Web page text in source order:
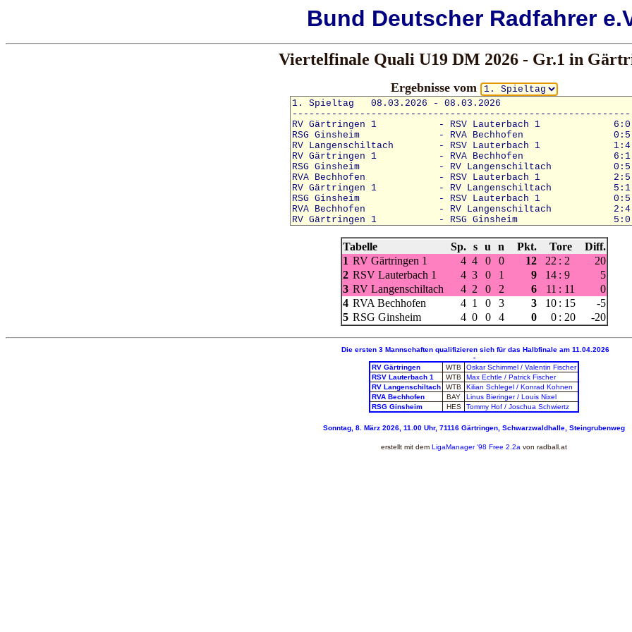
Bund Deutscher Radfahrer
Viertelfinale Quali U19 DM 2026 - Gr.1 in
Ergebnisse vom
Tabelle Sp. s u n Pkt. Tore
Diff.
1 RV Gärtringen 1 4 4 0 0 12 22 : 2
20
2 RSV Lauterbach 1 4 3 0 1 9 14 : 9
5
3 RV Langenschiltach 4 2 0 2 6 11 : 11
0
4 RVA Bechhofen 4 1 0 3 3 10 : 15
-5
5 RSG Ginsheim 4 0 0 4 0 0 : 20 -20
Die ersten 3 Mannschaften qualifizieren sich für das Halbfinale am 11.04.2026
-
RV Gärtringen
WTB
Oskar Schimmel / Valentin Fischer
RSV Lauterbach 1
WTB
Max Echtle / Patrick Fischer
RV Langenschiltach
WTB
Kilian Schlegel / Konrad Kohnen
RVA Bechhofen
BAY
Linus Bieringer / Louis Nixel
RSG Ginsheim
HES Tommy Hof / Joschua Schwiertz
Sonntag, 8. März 2026, 11.00 Uhr, 71116 Gärtringen, Schwarzwaldhalle, Steingrubenweg
erstellt mit dem LigaManager'98 Free 2.2a von radball.at